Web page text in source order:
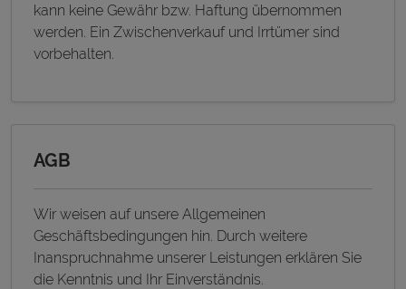
kann keine Gewähr bzw. Haftung übernommen
werden. Ein Zwischenverkauf und Irrtümer sind
vorbehalten.
AGB
Wir weisen auf unsere Allgemeinen
Geschäftsbedingungen hin. Durch weitere
Inanspruchnahme unserer Leistungen erklären Sie
die Kenntnis und Ihr Einverständnis.